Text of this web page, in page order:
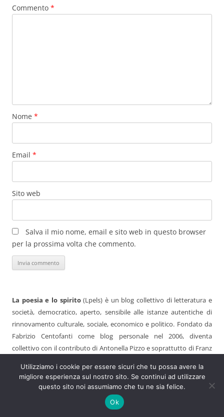
Commento *
Nome *
Email *
Sito web
Salva il mio nome, email e sito web in questo browser
per la prossima volta che commento.
La poesia e lo spirito(Lpels) è un blog collettivo di letteratura e
società, democratico, aperto, sensibile alle istanze autentiche di
rinnovamento culturale, sociale, economico e politico. Fondato da
Fabrizio Centofanti come blog personale nel 2006, diventa
collettivo con il contributo di Antonella Pizzo e soprattutto di Franz
accoglienza, Lpels ha ospitato e ospita contributi di grande
spessore – facilmente raggiungibili attraverso la funzione “ricerca”.
Aspira, in tal modo, a essere una presenza efficace nel panorama
culturale italiano e possibilmente uno strumento di cambiamento e
Utilizziamo i cookie per essere sicuri che tu possa avere la
migliore esperienza sul nostro sito. Se continui ad utilizzare
questo sito noi assumiamo che tu ne sia felice.
Ok